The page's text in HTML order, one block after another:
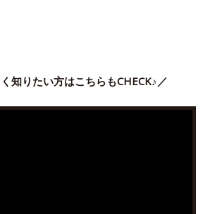
知りたい方はこちらもCHECK♪／